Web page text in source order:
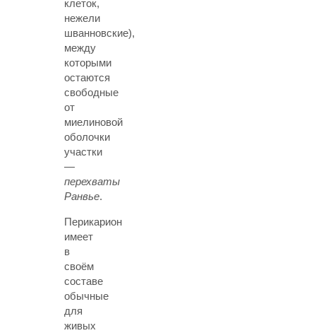
клеток,
нежели
шванновские),
между
которыми
остаются
свободные
от
миелиновой
оболочки
участки
—
перехваты
Ранвье.
Перикарион
имеет
в
своём
составе
обычные
для
живых